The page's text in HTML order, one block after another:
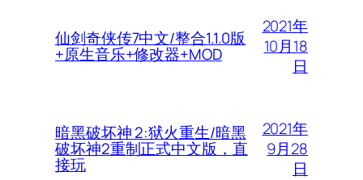
仙剑奇侠传7中文/整合1.1.0版
+原生音乐+修改器+MOD
2021年
10月18
日
暗黑破坏神 2:狱火重生/暗黑
破坏神2重制正式中文版，直
接玩
2021年
9月28
日